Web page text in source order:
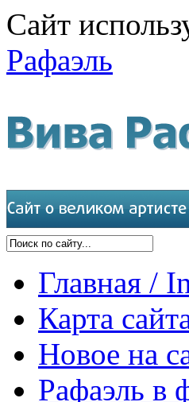
Сайт
Рафаэль
Главная /
Карта
Новое на
Рафаэль в